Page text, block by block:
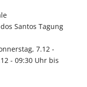
Santos Tagung
7.12 -
- 09:30 Uhr bis